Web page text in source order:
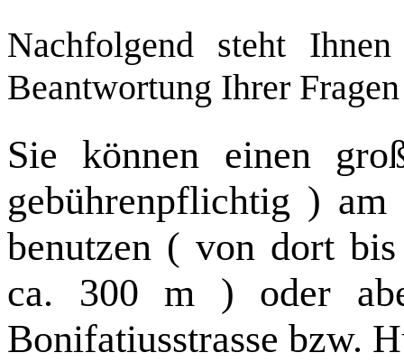
Nachfolgend steht
Beantwortung Ihrer
Sie können einen
gebührenpflichtig ) am
benutzen ( von dort
ca. 300 m ) oder
Bonifatiusstrasse bzw.